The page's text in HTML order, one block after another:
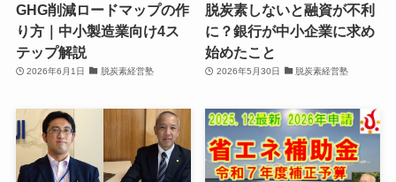
GHG削減ロードマップの作
り方｜中小製造業向け4ス
テップ解説
2026年6月1日 脱炭素経営塾
脱炭素しないと融資が不利
に？銀行が中小企業に求め
始めたこと
2026年5月30日 脱炭素経営塾